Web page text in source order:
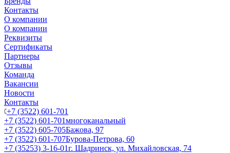
Контакты
О компании
О компании
Реквизиты
Сертификаты
Партнеры
Отзывы
Команда
Вакансии
Новости
Контакты
+7 (3522) 601-701
+7 (3522) 601-701многоканальный
+7 (3522) 605-705Бажова, 97
+7 (3522) 601-707Бурова-Петрова, 60
+7 (35253) 3-16-01г. Шадринск, ул. Михайловская, 74